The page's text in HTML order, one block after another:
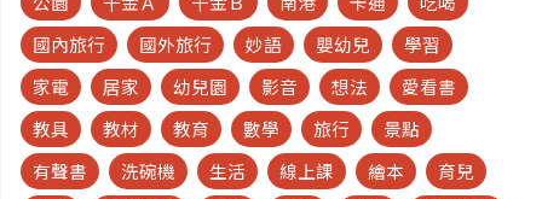
國內旅行
國外旅行 妙語 嬰幼兒
學習
家電
居家 幼兒園 影音 想法
愛看書
教具
教材 教育 數學 旅行
景點
有聲書
洗碗機 生活 線上課 繪本
育兒